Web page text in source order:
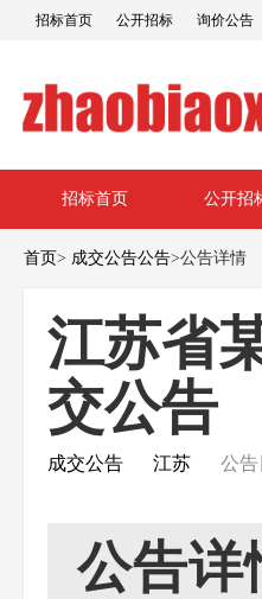
招标首页 公开招标 询价公告
招标首页 公开招
首页> 成交公告公告>公告详情
江苏省
交公告
成交公告 江苏 公告
公告详